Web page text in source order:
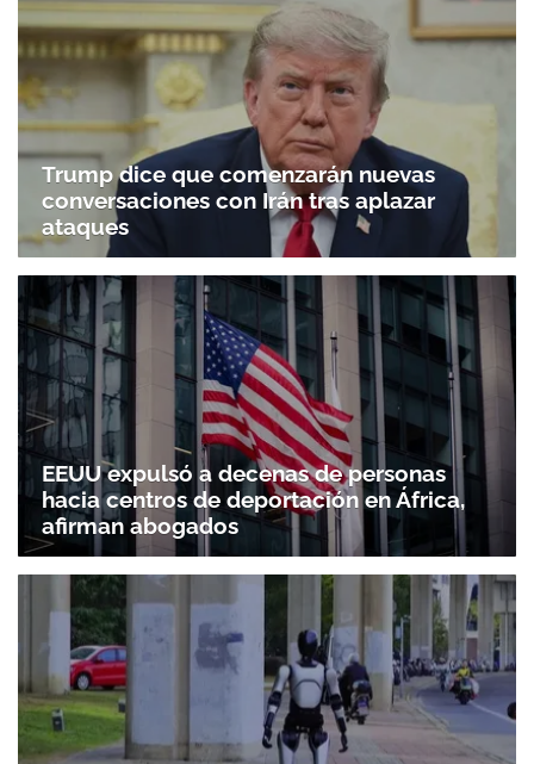
Trump dice que comenzarán nuevas
conversaciones con Irán tras aplazar
ataques
EEUU expulsó a decenas de personas
hacia centros de deportación en África,
afirman abogados